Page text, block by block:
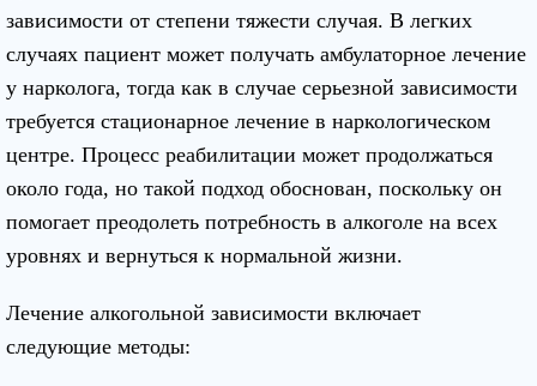
зависимости от степени тяжести случая. В легких
случаях пациент может получать амбулаторное лечение
у нарколога, тогда как в случае серьезной зависимости
требуется стационарное лечение в наркологическом
центре. Процесс реабилитации может продолжаться
около года, но такой подход обоснован, поскольку он
помогает преодолеть потребность в алкоголе на всех
уровнях и вернуться к нормальной жизни.
Лечение алкогольной зависимости включает
следующие методы: